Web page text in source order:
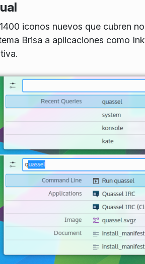
iconos nuevos que cubren
Brisa a aplicaciones como